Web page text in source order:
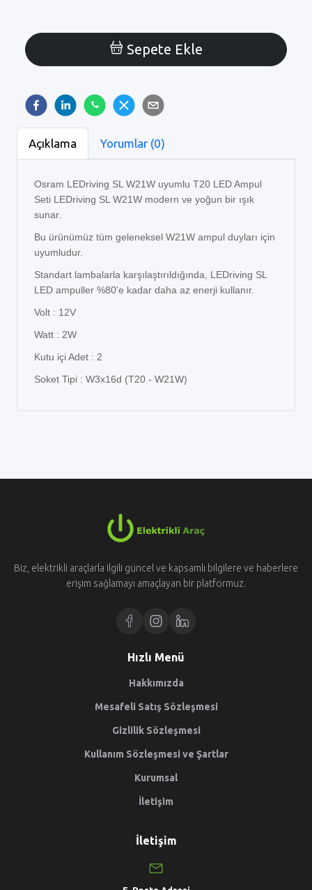
Sepete Ekle
Açıklama Yorumlar (0)
Osram LEDriving SL W21W uyumlu T20 LED Ampul
Seti LEDriving SL W21W modern ve yoğun bir ışık
sunar.
Bu ürünümüz tüm geleneksel W21W ampul duyları için
uyumludur.
Standart lambalarla karşılaştırıldığında, LEDriving SL
LED ampuller %80'e kadar daha az enerji kullanır.
Volt : 12V
Watt : 2W
Kutu içi Adet : 2
Soket Tipi : W3x16d (T20 - W21W)
Biz, elektrikli araçlarla ilgili güncel ve kapsamlı bilgilere ve haberlere
erişim sağlamayı amaçlayan bir platformuz.
Hızlı Menü
Hakkımızda
Mesafeli Satış Sözleşmesi
Gizlilik Sözleşmesi
Kullanım Sözleşmesi ve Şartlar
Kurumsal
İletişim
İletişim